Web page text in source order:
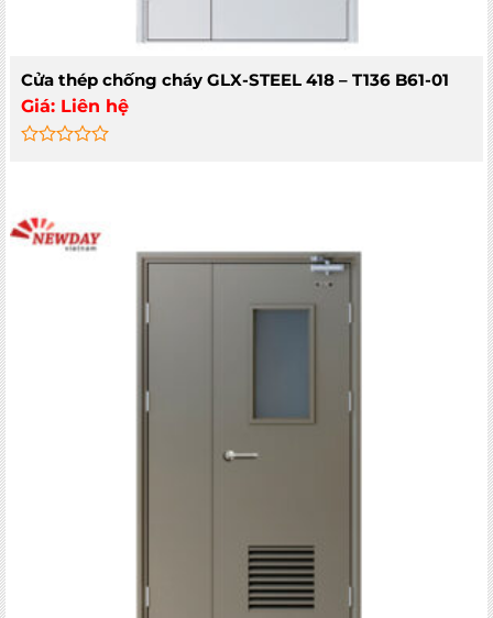
Cửa thép chống cháy GLX-STEEL 418 – T136 B61-01
Giá: Liên hệ
of
5